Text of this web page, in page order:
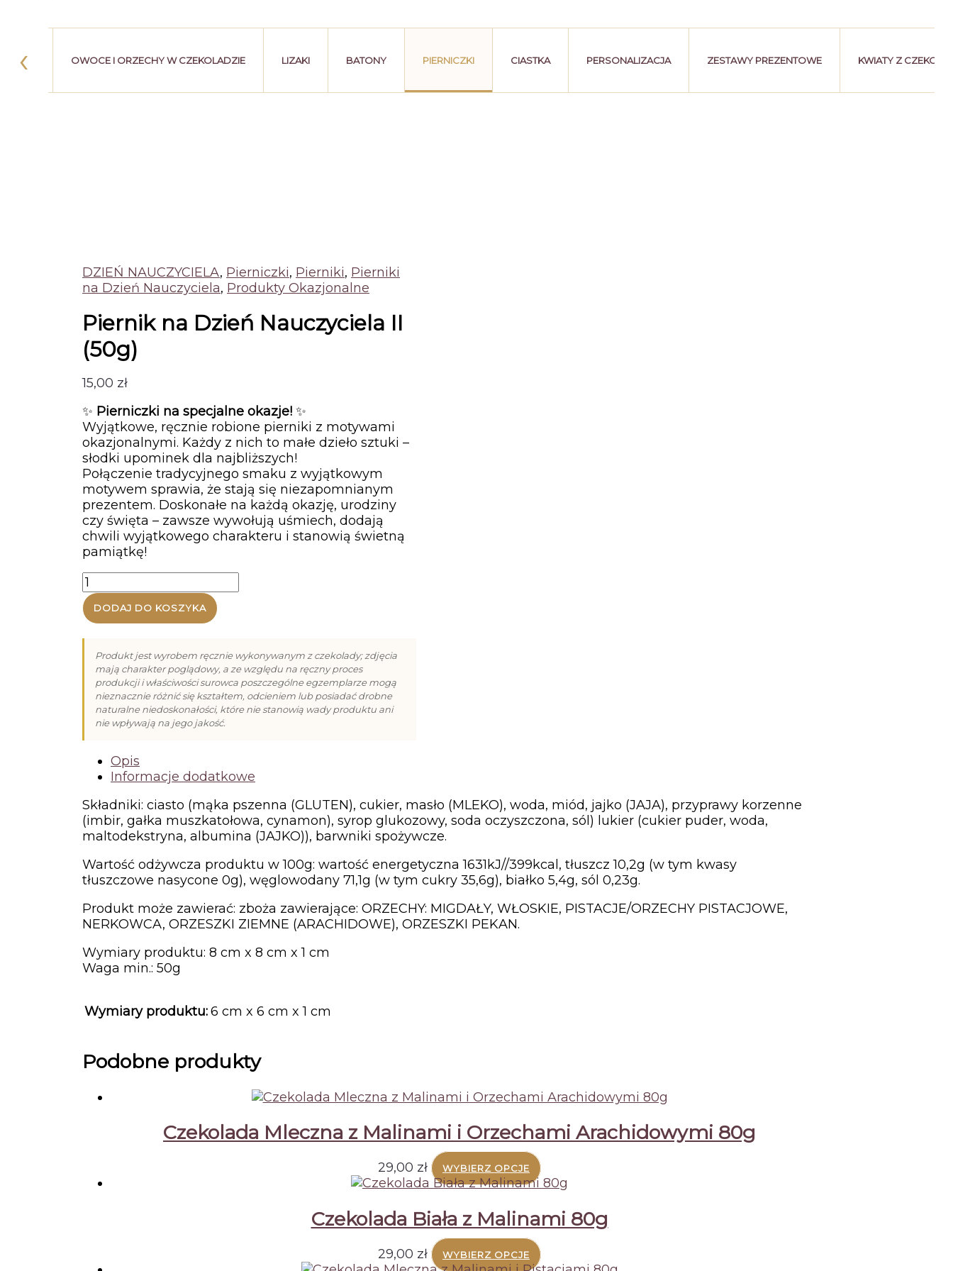
‹ OWOCE I ORZECHY W CZEKOLADZIE LIZAKI BATONY PIERNICZKI CIASTKA PERSONALIZACJA ZESTAWY PREZENTOWE KWIATY Z
DZIEŃ NAUCZYCIELA, Pierniczki, Pierniki, Pierniki
na Dzień Nauczyciela, Produkty Okazjonalne
Piernik na Dzień Nauczyciela II
(50g)
15,00 zł
✨ Pierniczki na specjalne okazje! ✨
Wyjątkowe, ręcznie robione pierniki z motywami
okazjonalnymi. Każdy z nich to małe dzieło sztuki –
słodki upominek dla najbliższych!
Połączenie tradycyjnego smaku z wyjątkowym
motywem sprawia, że stają się niezapomnianym
prezentem. Doskonałe na każdą okazję, urodziny
czy święta – zawsze wywołują uśmiech, dodają
chwili wyjątkowego charakteru i stanowią świetną
pamiątkę!
ilość
Piernik
na
Dzień
Nauczyciela
(50g)
DODAJ DO KOSZYKA
Produkt jest wyrobem ręcznie wykonywanym z czekolady; zdjęcia
mają charakter poglądowy, a ze względu na ręczny proces
produkcji i właściwości surowca poszczególne egzemplarze mogą
nieznacznie różnić się kształtem, odcieniem lub posiadać drobne
naturalne niedoskonałości, które nie stanowią wady produktu ani
nie wpływają na jego jakość.
Opis
Informacje dodatkowe
Składniki: ciasto (mąka pszenna (GLUTEN), cukier, masło (MLEKO), woda, miód, jajko (JAJA), przyprawy korzenne
(imbir, gałka muszkatołowa, cynamon), syrop glukozowy, soda oczyszczona, sól) lukier (cukier puder, woda,
maltodekstryna, albumina (JAJKO)), barwniki spożywcze.
Wartość odżywcza produktu w 100g: wartość energetyczna 1631kJ//399kcal, tłuszcz 10,2g (w tym kwasy
tłuszczowe nasycone 0g), węglowodany 71,1g (w tym cukry 35,6g), białko 5,4g, sól 0,23g.
Produkt może zawierać: zboża zawierające: ORZECHY: MIGDAŁY, WŁOSKIE, PISTACJE/ORZECHY PISTACJOWE,
NERKOWCA, ORZESZKI ZIEMNE (ARACHIDOWE), ORZESZKI PEKAN.
Wymiary produktu: 8 cm x 8 cm x 1 cm
Waga min.: 50g
Wymiary produktu:6 cm x 6 cm x 1 cm
Podobne produkty
Czekolada Mleczna z Malinami i Orzechami Arachidowymi 80g
29,00 zł WYBIERZ OPCJE
Ten
produkt
wiele
wariantów.
można
Czekolada Biała z Malinami 80g
29,00 zł WYBIERZ OPCJE
Ten